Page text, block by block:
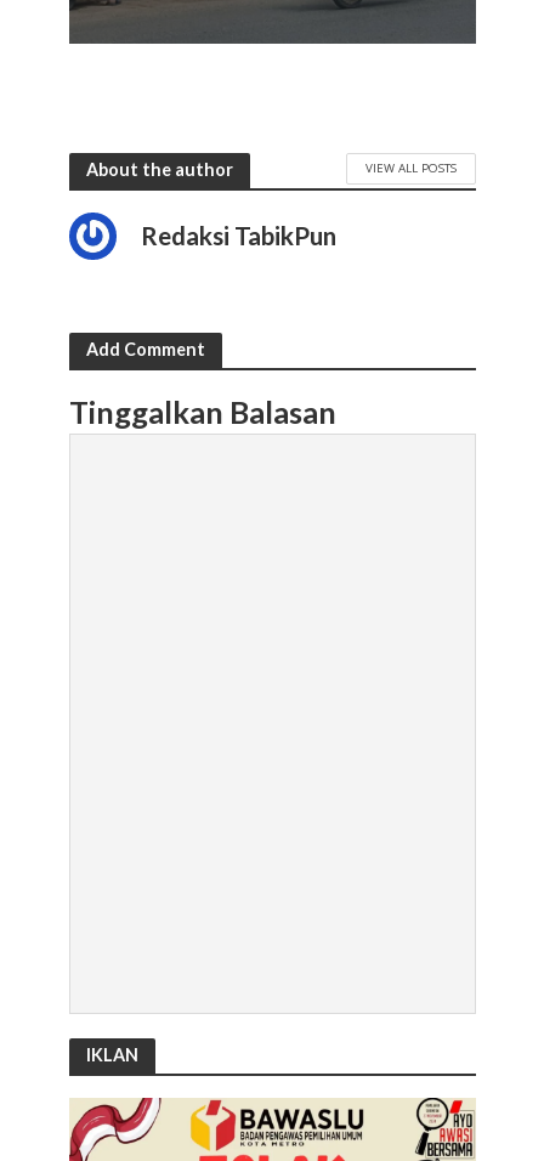
About the author VIEW ALL POSTS
Redaksi TabikPun
Add Comment
Tinggalkan Balasan
IKLAN